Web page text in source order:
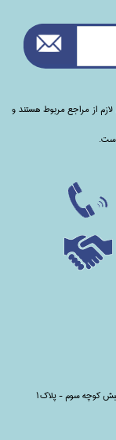
از مراجع مربوط هستند ‌و‌‌
کوچه سوم - پلاک1